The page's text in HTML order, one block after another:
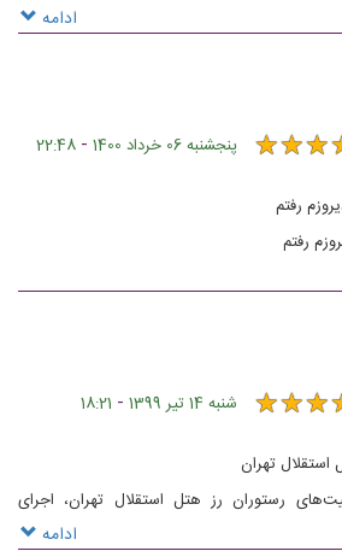
ادامه
★★★
★★★ پنجشنبه 06 خرداد 1400 -
22:48
رفتم
رفتم
★★★
★★★ شنبه 14 تیر 1399 -
18:21
استقلال تهران
رستوران رز هتل استقلال تهران، اجرای
در افزایش مشتریان این مجموعه داردادامه